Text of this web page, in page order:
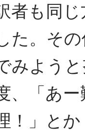
者も同
た。そ
みよう
、「あ
！」と